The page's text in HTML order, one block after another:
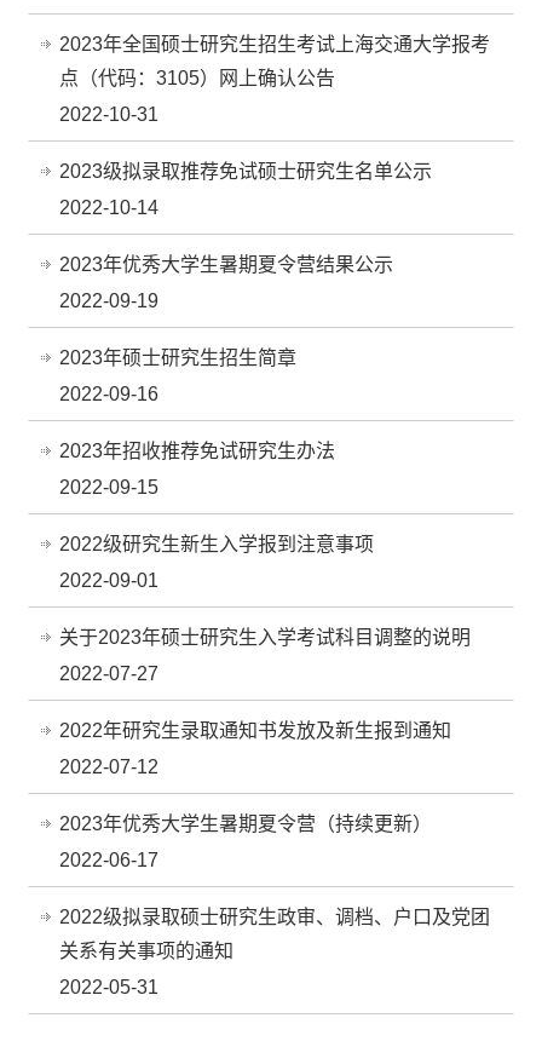
2023年全国硕士研究生招生考试上海交通大学报考
点（代码：3105）网上确认公告
2022-10-31
2023级拟录取推荐免试硕士研究生名单公示
2022-10-14
2023年优秀大学生暑期夏令营结果公示
2022-09-19
2023年硕士研究生招生简章
2022-09-16
2023年招收推荐免试研究生办法
2022-09-15
2022级研究生新生入学报到注意事项
2022-09-01
关于2023年硕士研究生入学考试科目调整的说明
2022-07-27
2022年研究生录取通知书发放及新生报到通知
2022-07-12
2023年优秀大学生暑期夏令营（持续更新）
2022-06-17
2022级拟录取硕士研究生政审、调档、户口及党团
关系有关事项的通知
2022-05-31